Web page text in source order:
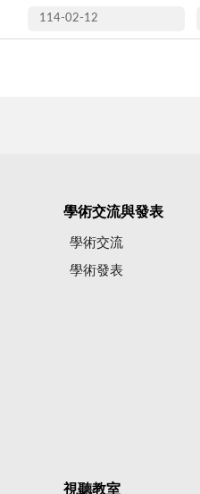
114-02-12
學術交流與發表
學術交流
學術發表
視聽教室